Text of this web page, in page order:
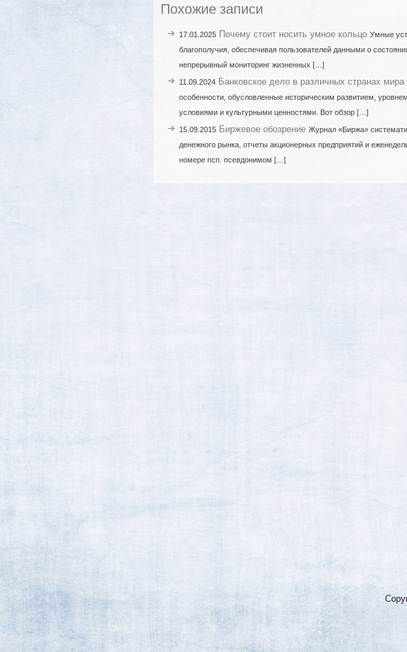
Похожие записи
17.01.2025 Почему стоит носить умное кольцо Умные
благополучия, обеспечивая пользователей данными о
непрерывный мониторинг жизненных […]
11.09.2024 Банковское дело в различных странах мира
особенности, обусловленные историческим развитием,
условиями и культурными ценностями. Вот обзор […]
15.09.2015 Биржевое обозрение Журнал «Биржа»
денежного рынка, отчеты акционерных предприятий и
номере псп. псевдонимом […]